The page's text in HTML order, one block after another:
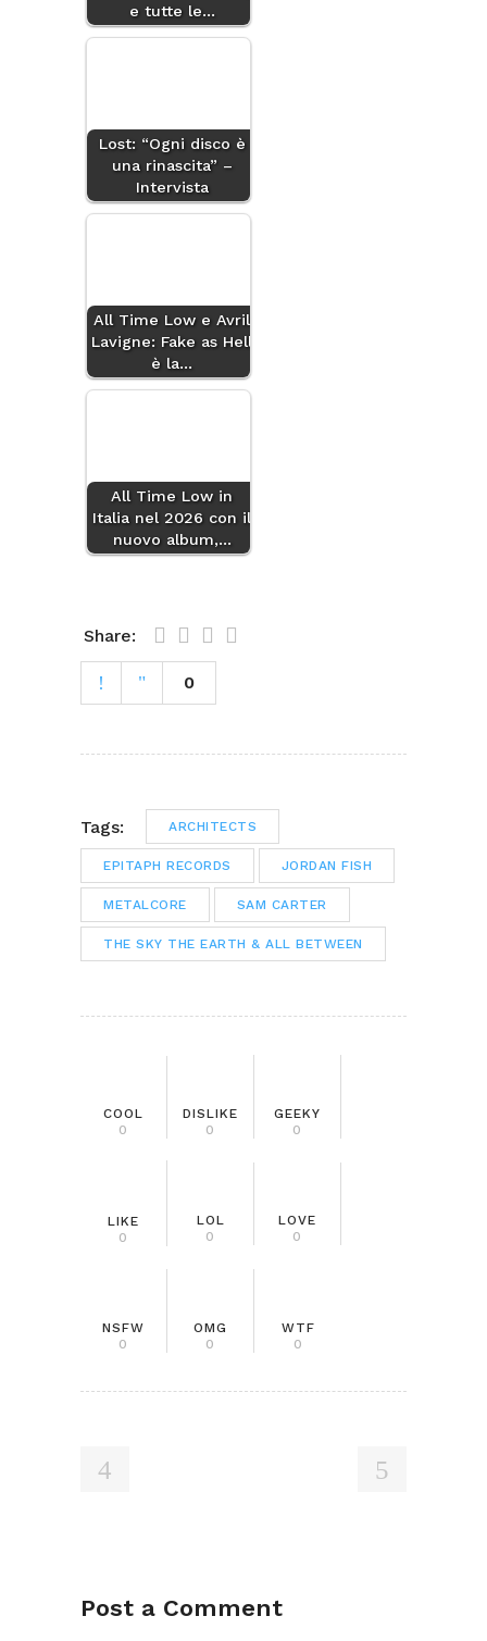
e tutte le…
Lost: “Ogni disco è
una rinascita” –
Intervista
All Time Low e Avril
Lavigne: Fake as Hell
è la…
All Time Low in
Italia nel 2026 con il
nuovo album,…
Share:
0
Tags: ARCHITECTS
EPITAPH RECORDS JORDAN FISH
METALCORE SAM CARTER
THE SKY THE EARTH & ALL BETWEEN
COOL
0
DISLIKE
0
GEEKY
0
LIKE
0
LOL
0
LOVE
0
NSFW
0
OMG
0
WTF
0
Post a Comment